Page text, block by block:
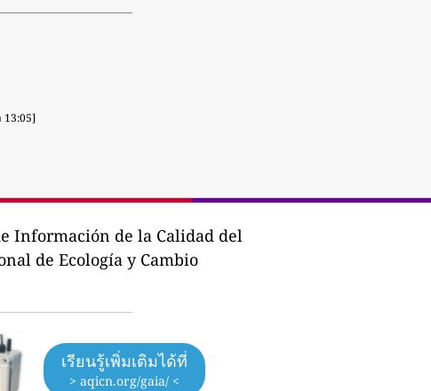
13:05]
Información de la Calidad del
de Ecología y Cambio
เรียนรู้เพิ่มเติมได้ที่
> aqicn.org/gaia/ <